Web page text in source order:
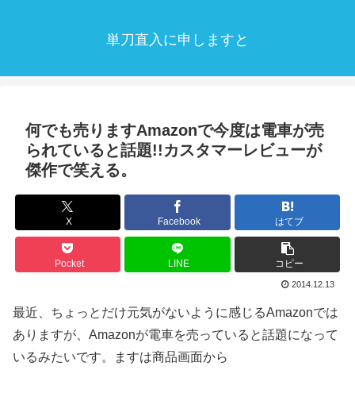
単刀直入に申しますと
何でも売りますAmazonで今度は電車が売
られていると話題!!カスタマーレビューが
傑作で笑える。
X Facebook はてブ
Pocket LINE コピー
2014.12.13
最近、ちょっとだけ元気がないように感じるAmazonでは
ありますが、Amazonが電車を売っていると話題になって
いるみたいです。ますは商品画面から